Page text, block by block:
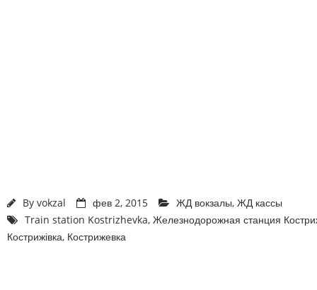
By vokzal фев 2, 2015 ЖД вокзалы, ЖД кассы
Train station Kostrizhevka, Железнодорожная станция
Кострижівка, Кострижевка